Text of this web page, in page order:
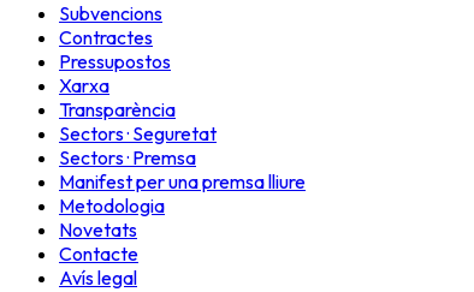
Subvencions
Contractes
Pressupostos
Xarxa
Transparència
Sectors · Seguretat
Sectors · Premsa
Manifest per una premsa lliure
Metodologia
Novetats
Contacte
Avís legal